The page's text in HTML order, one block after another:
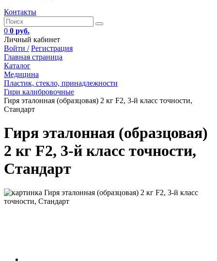
Контакты
0 0 руб.
Личный кабинет
Войти / Регистрация
Главная страница
Каталог
Медицина
Пластик, стекло, принадлежности
Гири калибровочные
Гиря эталонная (образцовая) 2 кг F2, 3-й класс точности,
Стандарт
Гиря эталонная (образцовая)
2 кг F2, 3-й класс точности,
Стандарт